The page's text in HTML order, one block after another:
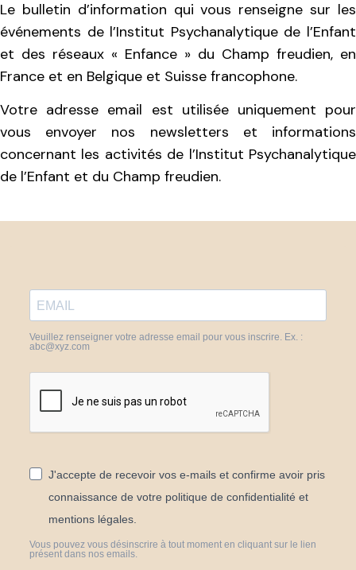
Le bulletin d’information qui vous renseigne sur les
événements de l’Institut Psychanalytique de l’Enfant
et des réseaux « Enfance » du Champ freudien, en
France et en Belgique et Suisse francophone.
Votre adresse email est utilisée uniquement pour
vous envoyer nos newsletters et informations
concernant les activités de l’Institut Psychanalytique
de l’Enfant et du Champ freudien.
Veuillez renseigner votre adresse email pour vous inscrire. Ex. :
abc@xyz.com
J'accepte de recevoir vos e-mails et confirme avoir pris
connaissance de votre politique de confidentialité et
mentions légales.
Vous pouvez vous désinscrire à tout moment en cliquant sur le lien
présent dans nos emails.